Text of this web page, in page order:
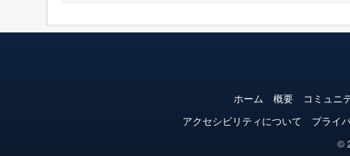
ホーム 概要 コミュニ
アクセシビリティについて
プライ
©